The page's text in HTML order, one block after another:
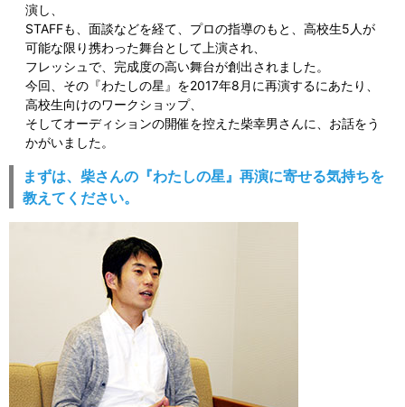
演し、
STAFFも、面談などを経て、プロの指導のもと、高校生5人が
可能な限り携わった舞台として上演され、
フレッシュで、完成度の高い舞台が創出されました。
今回、その『わたしの星』を2017年8月に再演するにあたり、
高校生向けのワークショップ、
そしてオーディションの開催を控えた柴幸男さんに、お話をう
かがいました。
まずは、柴さんの『わたしの星』再演に寄せる気持ちを
教えてください。